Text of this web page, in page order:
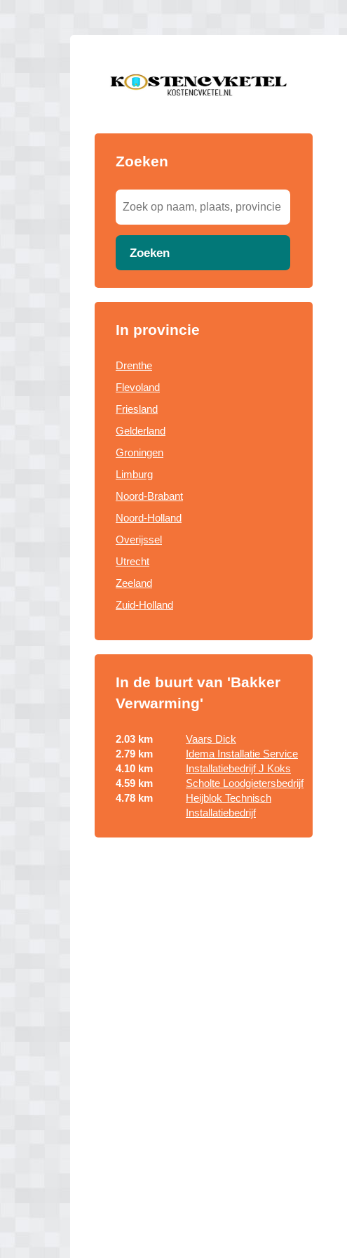
Zoeken
Zoeken
In provincie
Drenthe
Flevoland
Friesland
Gelderland
Groningen
Limburg
Noord-Brabant
Noord-Holland
Overijssel
Utrecht
Zeeland
Zuid-Holland
In de buurt van 'Bakker
Verwarming'
2.03 km
Vaars Dick
2.79 km
Idema Installatie Service
4.10 km
Installatiebedrijf J Koks
4.59 km
Scholte Loodgietersbedrijf
4.78 km
Heijblok Technisch
Installatiebedrijf